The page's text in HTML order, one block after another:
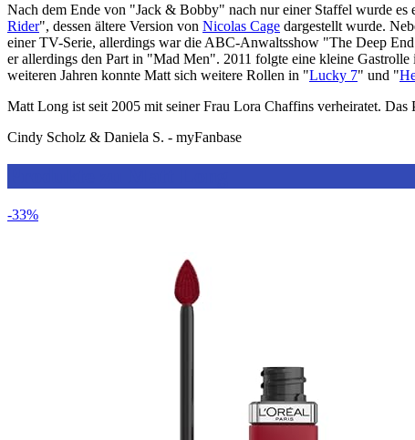
Nach dem Ende von "Jack & Bobby" nach nur einer Staffel wurde
Rider", dessen ältere Version von Nicolas Cage dargestellt wurde.
einer TV-Serie, allerdings war die ABC-Anwaltsshow "The Deep
er allerdings den Part in "Mad Men". 2011 folgte eine kleine Gastrolle
weiteren Jahren konnte Matt sich weitere Rollen in "Lucky 7" und "
Matt Long ist seit 2005 mit seiner Frau Lora Chaffins verheiratet.
Cindy Scholz & Daniela S. - myFanbase
-33%